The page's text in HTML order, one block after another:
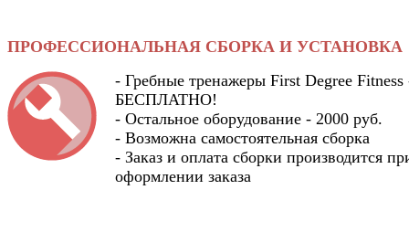
ПРОФЕССИОНАЛЬНАЯ СБОРКА И УСТАНОВКА
- Гребные тренажеры First Degree Fitness
БЕСПЛАТНО!
- Остальное оборудование - 2000 руб.
- Возможна самостоятельная сборка
- Заказ и оплата сборки производится
оформлении заказа